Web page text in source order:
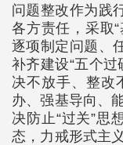
问题整改作为践
各方责任，采取
逐项制定问题、
补齐建设“五个
决不放手、整改
办、强基导向、
决防止“过关”思
态，力戒形式主